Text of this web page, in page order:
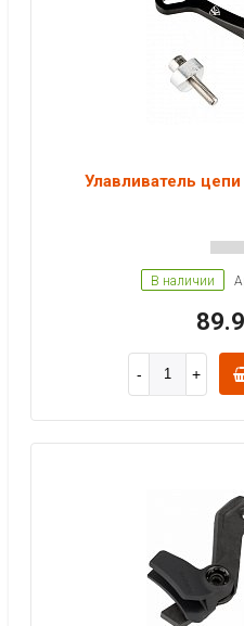
Улавливатель цепи
В наличии